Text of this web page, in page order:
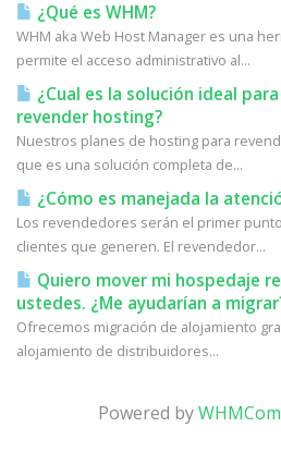
¿Qué es WHM?
WHM aka Web Host Manager es una
permite el acceso administrativo al...
¿Cual es la solución ideal
revender hosting?
Nuestros planes de hosting para
que es una solución completa de...
¿Cómo es manejada la
Los revendedores serán el primer
clientes que generen. El revendedor...
Quiero mover mi hospedaje
ustedes. ¿Me ayudarían a
Ofrecemos migración de alojamiento
alojamiento de distribuidores...
Powered by